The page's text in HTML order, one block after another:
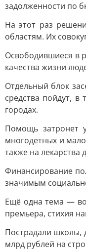
задолженности по
На этот раз
областям. Их
Освободившиеся в
качества жизни
Отдельный блок
средства пойдут,
городах.
Помощь затронет
многодетных и
также на
Финансирование
значимым
Ещё одна тема —
премьера, стихия
Пострадали школы,
млрд рублей на